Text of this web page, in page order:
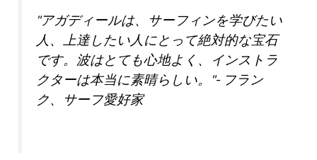
"アガディールは、サーフィンを学びたい
人、上達したい人にとって絶対的な宝石
です。波はとても心地よく、インストラ
クターは本当に素晴らしい。"- フラン
ク、サーフ愛好家